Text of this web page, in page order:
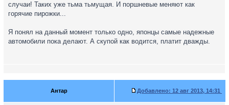
случаи! Таких уже тьма тьмущая. И поршневые меняют как
горячие пирожки...
Я понял на данный момент только одно, японцы самые надежные
автомобили пока делают. А скупой как водится, платит дважды.
Антар Добавлено: 12 авг 2013, 14:31